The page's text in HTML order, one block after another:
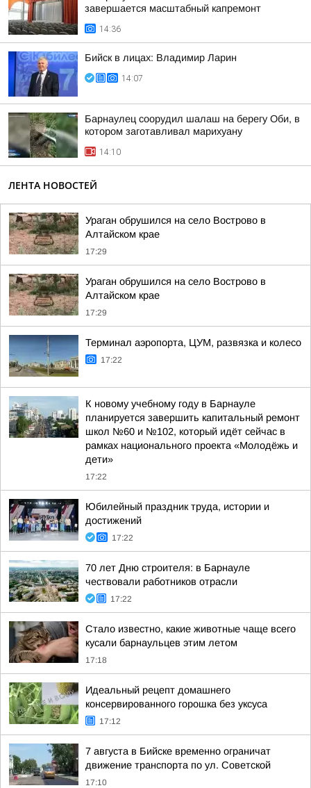
завершается масштабный капремонт
14:36
Бийск в лицах: Владимир Ларин
14:07
Барнаулец соорудил шалаш на берегу Оби, в
котором заготавливал марихуану
14:10
ЛЕНТА НОВОСТЕЙ
Ураган обрушился на село Вострово в
Алтайском крае
17:29
Ураган обрушился на село Вострово в
Алтайском крае
17:29
Терминал аэропорта, ЦУМ, развязка и колесо
17:22
К новому учебному году в Барнауле
планируется завершить капитальный ремонт
школ №60 и №102, который идёт сейчас в
рамках национального проекта «Молодёжь и
дети»
17:22
Юбилейный праздник труда, истории и
достижений
17:22
70 лет Дню строителя: в Барнауле
чествовали работников отрасли
17:22
Стало известно, какие животные чаще всего
кусали барнаульцев этим летом
17:18
Идеальный рецепт домашнего
консервированного горошка без уксуса
17:12
7 августа в Бийске временно ограничат
движение транспорта по ул. Советской
17:10